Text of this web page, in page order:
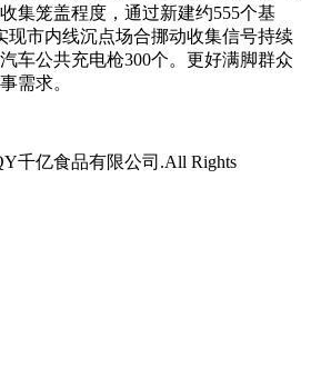
集笼盖程度，通过新建约555个基
现市内线沉点场合挪动收集信号持续
车公共充电枪300个。更好满脚群众
需求。
千亿食品有限公司.All Rights